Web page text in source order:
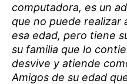
computadora, es un
que no puede realizar
esa edad, pero tiene
su familia que lo
desvive y atiende
Amigos de su edad